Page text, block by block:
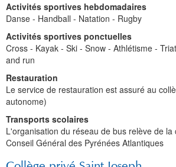
Activités sportives hebdomadaires
Danse - Handball - Natation - Rugby
Activités sportives ponctuelles
Cross - Kayak - Ski - Snow - Athlétisme -
and run
Restauration
Le service de restauration est assuré au
autonome)
Transports scolaires
L'organisation du réseau de bus relève de la
Conseil Général des Pyrénées Atlantiques